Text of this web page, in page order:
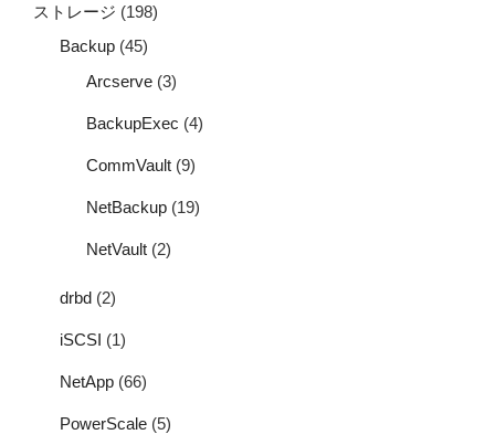
ストレージ (198)
Backup (45)
Arcserve (3)
BackupExec (4)
CommVault (9)
NetBackup (19)
NetVault (2)
drbd (2)
iSCSI (1)
NetApp (66)
PowerScale (5)